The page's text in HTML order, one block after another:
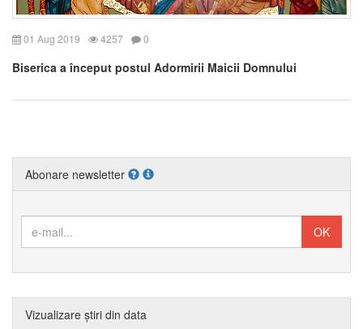
01 Aug 2019 4257 0
Biserica a început postul Adormirii Maicii Domnului
Abonare newsletter
Vizualizare știri din data